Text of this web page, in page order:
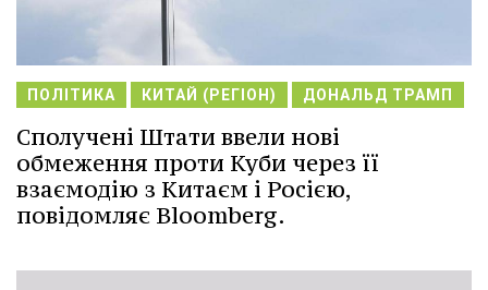
ПОЛІТИКА КИТАЙ (РЕГІОН) ДОНАЛЬД ТРАМП
Сполучені Штати ввели нові
обмеження проти Куби через її
взаємодію з Китаєм і Росією,
повідомляє Bloomberg.